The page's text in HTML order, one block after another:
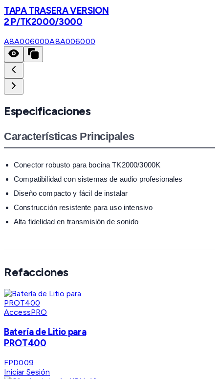
TAPA TRASERA VERSION
2 P/TK2000/3000
A8A006000A8A006000
Especificaciones
Características Principales
Conector robusto para bocina TK2000/3000K
Compatibilidad con sistemas de audio profesionales
Diseño compacto y fácil de instalar
Construcción resistente para uso intensivo
Alta fidelidad en transmisión de sonido
Refacciones
AccessPRO
Batería de Litio para
PROT400
FPD009
Iniciar Sesión